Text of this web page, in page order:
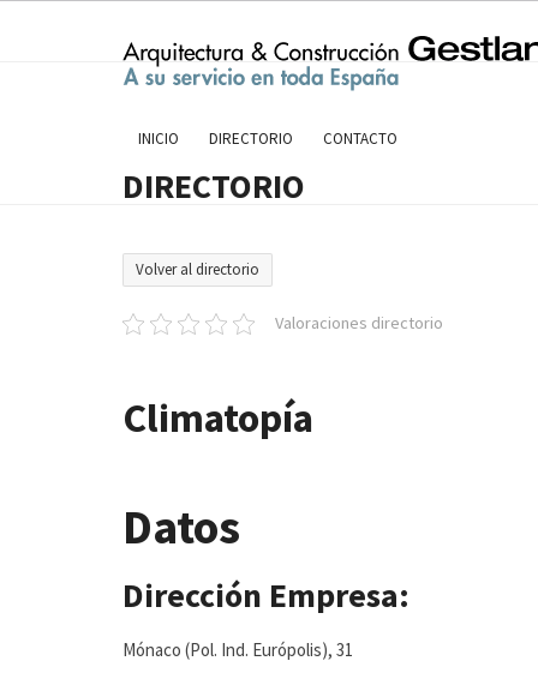
INICIO DIRECTORIO CONTACTO
DIRECTORIO
Volver al directorio
Valoraciones directorio
Climatopía
Datos
Dirección Empresa:
Mónaco (Pol. Ind. Európolis), 31